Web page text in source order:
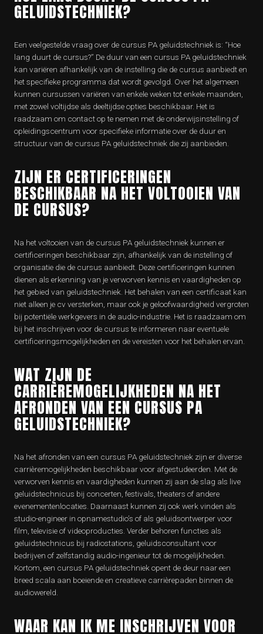
GELUIDSTECHNIEK?
Een veelgestelde vraag over de cursus PA geluidstechniek is: “Hoe
lang duurt de cursus?” De duur van een cursus PA geluidstechniek
kan variëren afhankelijk van de instelling die de cursus aanbiedt en
het specifieke programma dat wordt gevolgd. Over het algemeen
kunnen cursussen variëren van enkele weken tot enkele maanden,
met zowel voltijdse als deeltijdse opties beschikbaar. Het is
raadzaam om contact op te nemen met de onderwijsinstelling of
opleidingscentrum voor specifieke informatie over de duur en
structuur van de cursus PA geluidstechniek die zij aanbieden.
ZIJN ER CERTIFICERINGEN
BESCHIKBAAR NA HET VOLTOOIEN VAN
DE CURSUS?
Na het voltooien van de cursus PA geluidstechniek kunnen er
certificeringen beschikbaar zijn, afhankelijk van de instelling of
organisatie die de cursus aanbiedt. Deze certificeringen kunnen
dienen als erkenning van je verworven kennis en vaardigheden op
het gebied van geluidstechniek. Het behalen van een certificaat kan
niet alleen je cv versterken, maar ook je geloofwaardigheid vergroten
bij potentiële werkgevers in de audio-industrie. Het is raadzaam om
bij het inschrijven voor de cursus te informeren naar eventuele
certificeringsmogelijkheden en de vereisten voor het behalen ervan.
WAT ZIJN DE
CARRIÈREMOGELIJKHEDEN NA HET
AFRONDEN VAN EEN CURSUS PA
GELUIDSTECHNIEK?
Na het afronden van een cursus PA geluidstechniek zijn er diverse
carrièremogelijkheden beschikbaar voor afgestudeerden. Met de
verworven kennis en vaardigheden kunnen zij aan de slag als live
geluidstechnicus bij concerten, festivals, theaters of andere
evenementenlocaties. Daarnaast kunnen zij ook werk vinden als
studio-engineer in opnamestudio’s of als geluidsontwerper voor
film, televisie of videoproducties. Verder behoren functies als
geluidstechnicus bij radiostations, geluidsconsultant voor
bedrijven of zelfstandig audio-ingenieur tot de mogelijkheden.
Kortom, een cursus PA geluidstechniek opent de deur naar een
breed scala aan boeiende en creatieve carrièrepaden binnen de
audiowereld.
WAAR KAN IK ME INSCHRIJVEN VOOR